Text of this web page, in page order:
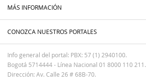
MÁS INFORMACIÓN
CONOZCA NUESTROS PORTALES
Info general del portal: PBX: 57 (1) 2940100.
Bogotá 5714444 - Línea Nacional 01 8000 110 211.
Dirección: Av. Calle 26 # 68B-70.